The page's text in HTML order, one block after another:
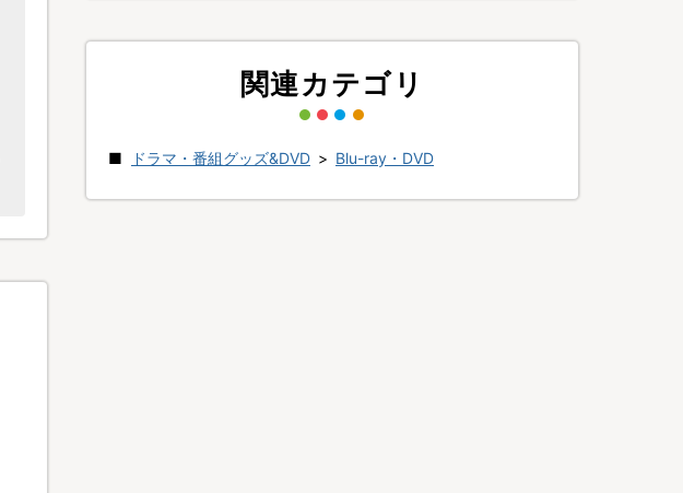
関連カテゴリ
ドラマ・番組グッズ&DVD > Blu-ray・DVD